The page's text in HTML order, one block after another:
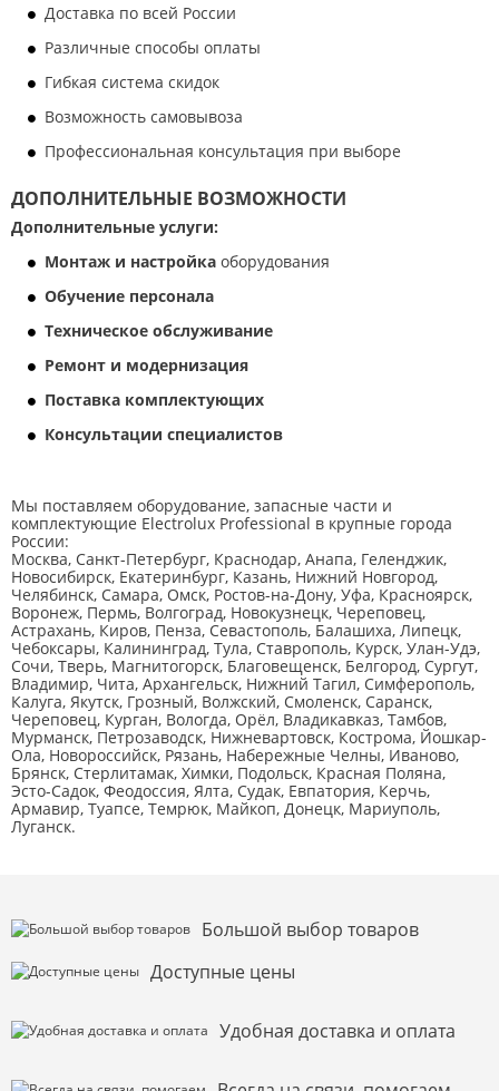
Доставка по всей России
Различные способы оплаты
Гибкая система скидок
Возможность самовывоза
Профессиональная консультация при выборе
ДОПОЛНИТЕЛЬНЫЕ ВОЗМОЖНОСТИ
Дополнительные услуги:
Монтаж и настройка оборудования
Обучение персонала
Техническое обслуживание
Ремонт и модернизация
Поставка комплектующих
Консультации специалистов
Мы поставляем оборудование, запасные части и
комплектующие Electrolux Professional в крупные города
России:
Москва, Санкт-Петербург, Краснодар, Анапа, Геленджик,
Новосибирск, Екатеринбург, Казань, Нижний Новгород,
Челябинск, Самара, Омск, Ростов-на-Дону, Уфа, Красноярск,
Воронеж, Пермь, Волгоград, Новокузнецк, Череповец,
Астрахань, Киров, Пенза, Севастополь, Балашиха, Липецк,
Чебоксары, Калининград, Тула, Ставрополь, Курск, Улан-Удэ,
Сочи, Тверь, Магнитогорск, Благовещенск, Белгород, Сургут,
Владимир, Чита, Архангельск, Нижний Тагил, Симферополь,
Калуга, Якутск, Грозный, Волжский, Смоленск, Саранск,
Череповец, Курган, Вологда, Орёл, Владикавказ, Тамбов,
Мурманск, Петрозаводск, Нижневартовск, Кострома, Йошкар-
Ола, Новороссийск, Рязань, Набережные Челны, Иваново,
Брянск, Стерлитамак, Химки, Подольск, Красная Поляна,
Эсто-Садок, Феодоссия, Ялта, Судак, Евпатория, Керчь,
Армавир, Туапсе, Темрюк, Майкоп, Донецк, Мариуполь,
Луганск.
Большой выбор товаров
Доступные цены
Удобная доставка и оплата